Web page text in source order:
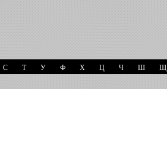
С Т У Ф Х Ц Ч Ш Щ